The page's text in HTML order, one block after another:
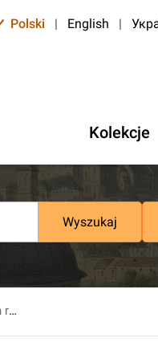
Polski | English |
Kolekcje
Wyszukaj
Urbani Hierne ... Tentaminum chemicorum in reg. laboratorio Holmiensi peractorum, T. 2. Nunc primum in lucem editorum, cum annotationibus Joh. Gotschalk Wallerii ... Cum privilegio s.r. m:tis Sueciæ & s.r. m:tis polonicæ ac electoris saxon.